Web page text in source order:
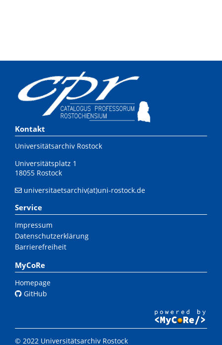
Kontakt
Universitätsarchiv Rostock
Universitätsplatz 1
18055 Rostock
universitaetsarchiv(at)uni-rostock.de
Service
Impressum
Datenschutzerklärung
Barrierefreiheit
MyCoRe
Homepage
GitHub
© 2022 Universitätsarchiv Rostock